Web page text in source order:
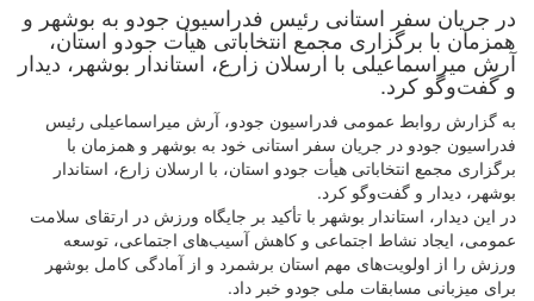
در جریان سفر استانی رئیس فدراسیون جودو به بوشهر و
همزمان با برگزاری مجمع انتخاباتی هیأت جودو استان،
آرش میراسماعیلی با ارسلان زارع، استاندار بوشهر، دیدار
و گفت‌وگو کرد.
به گزارش روابط عمومی فدراسیون جودو، آرش میراسماعیلی رئیس
فدراسیون جودو در جریان سفر استانی خود به بوشهر و همزمان با
برگزاری مجمع انتخاباتی هیأت جودو استان، با ارسلان زارع، استاندار
بوشهر، دیدار و گفت‌وگو کرد.
در این دیدار، استاندار بوشهر با تأکید بر جایگاه ورزش در ارتقای سلامت
عمومی، ایجاد نشاط اجتماعی و کاهش آسیب‌های اجتماعی، توسعه
ورزش را از اولویت‌های مهم استان برشمرد و از آمادگی کامل بوشهر
برای میزبانی مسابقات ملی جودو خبر داد.